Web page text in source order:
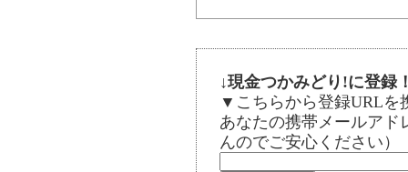
↓現金つかみどり!に登録
▼こちらから登録URLを
あなたの携帯メールア
んのでご安心ください）